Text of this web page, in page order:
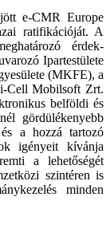
e-CMR Europe
ratifikációját. A
érdek-
Ipartestülete
(MKFE), a
Cell Mobilsoft Zrt.
belföldi és
gördülékenyebb
a hozzá tartozó
igényeit kívánja
a lehetőségét
szintéren is
minden